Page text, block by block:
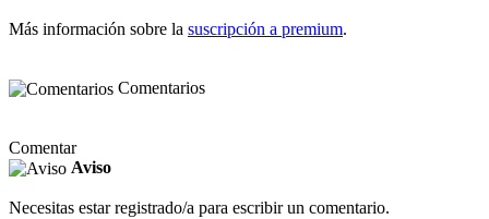
Más información sobre la suscripción a premium.
Comentarios
Comentar
Aviso
Necesitas estar registrado/a para escribir un comentario.